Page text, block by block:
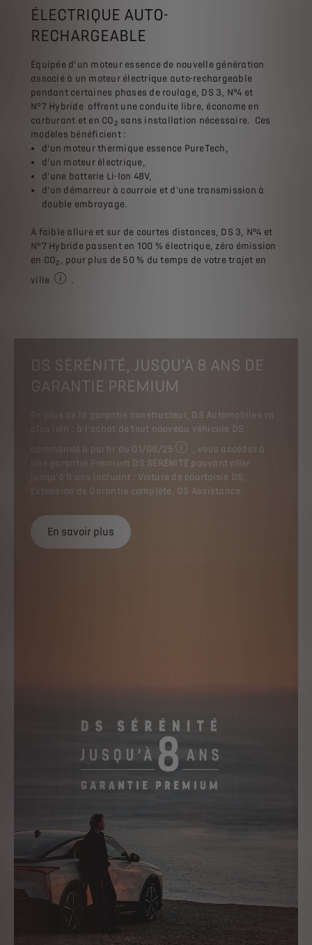
ÉLECTRIQUE AUTO-
RECHARGEABLE
Équipée d’un moteur essence de nouvelle génération
associé à un moteur électrique auto-rechargeable
pendant certaines phases de roulage, DS 3, N°4 et
N°7 Hybride offrent une conduite libre, économe en
carburant et en CO 2 sans installation nécessaire. Ces
modèles bénéficient :
d'un moteur thermique essence PureTech,
d'un moteur électrique,
d'une batterie Li-Ion 48V,
d'un démarreur à courroie et d'une transmission à
double embrayage.
À faible allure et sur de courtes distances, DS 3, N°4 et
N°7 Hybride passent en 100 % électrique, zéro émission
en CO2 , pour plus de 50 % du temps de votre trajet en
ville
.
DS SÉRÉNITÉ, JUSQU’À 8 ANS DE
GARANTIE PREMIUM
En plus de la garantie constructeur, DS Automobiles va
plus loin : à l'achat de tout nouveau véhicule DS
commandé à partir du 01/06/25
voir mentions légales en bas
, vous accédez à
une garantie Premium DS SÉRÉNITÉ pouvant aller
jusqu'à 8 ans incluant : Voiture de courtoisie DS,
Extension de Garantie complète, DS Assistance.
En savoir plus